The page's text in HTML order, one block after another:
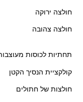
חולצה ירוקה
חולצה צהובה
תחתיות לכוסות
קולקציית הנסיך הקטן
חולצות של חתולים